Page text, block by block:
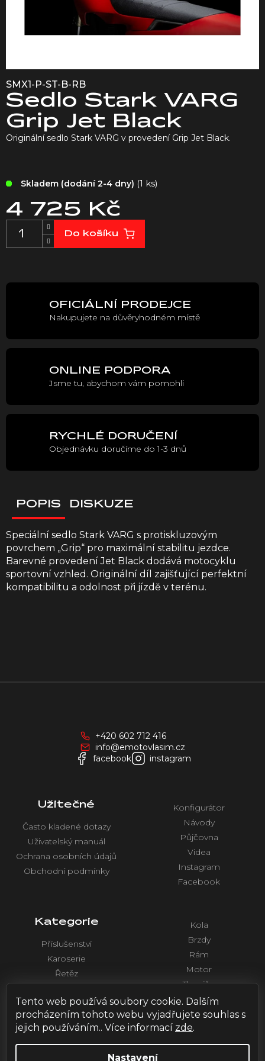
Tento web používá soubory cookie. Dalším
procházením tohoto webu vyjadřujete souhlas s
jejich používáním.. Více informací zde.
Nastavení
SMX1-P-ST-B-RB
Sedlo Stark VARG
Grip Jet Black
4 725 Kč
Měrná
Skladem (dodání 2-4 dny) (1 ks)
Do košíku
Originální sedlo Stark VARG v provedení Grip Jet Black.
OFICIÁLNÍ PRODEJCE
Nakupujete na důvěryhodném místě
ONLINE PODPORA
Jsme tu, abychom vám pomohli
RYCHLÉ DORUČENÍ
Objednávku doručíme do 1-3 dnů
POPIS DISKUZE
Speciální sedlo Stark VARG s protiskluzovým
povrchem „Grip“ pro maximální stabilitu jezdce.
Barevné provedení Jet Black dodává motocyklu
sportovní vzhled. Originální díl zajišťující perfektní
kompatibilitu a odolnost při jízdě v terénu.
+420 602 712 416
info@emotovlasim.cz
facebook
instagram
Užitečné
Často kladené dotazy
Uživatelský manuál
Ochrana osobních údajů
Obchodní podmínky
Konfigurátor
Návody
Půjčovna
Videa
Instagram
Facebook
Kategorie
Příslušenství
Karoserie
Řetěz
Elektronika
Kola
Brzdy
Rám
Motor
Tlumiče
Řídítka a ovládaní